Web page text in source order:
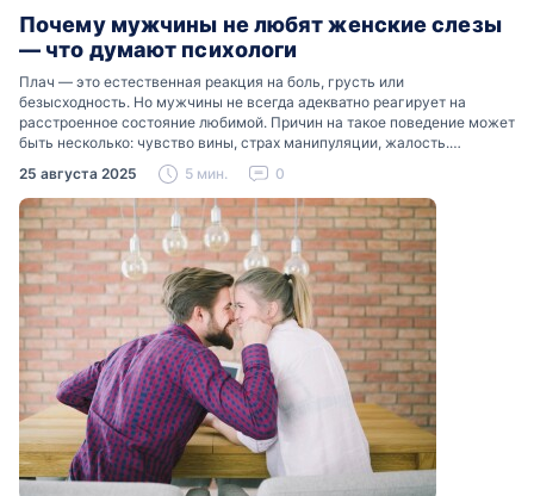
Почему мужчины не любят женские слезы
— что думают психологи
Плач — это естественная реакция на боль, грусть или
безысходность. Но мужчины не всегда адекватно реагирует на
расстроенное состояние любимой. Причин на такое поведение может
быть несколько: чувство вины, страх манипуляции, жалость.
Разобраться, почему мужчины боятся женских слез, помогут советы
психологов…
25 августа 2025 5 мин. 0